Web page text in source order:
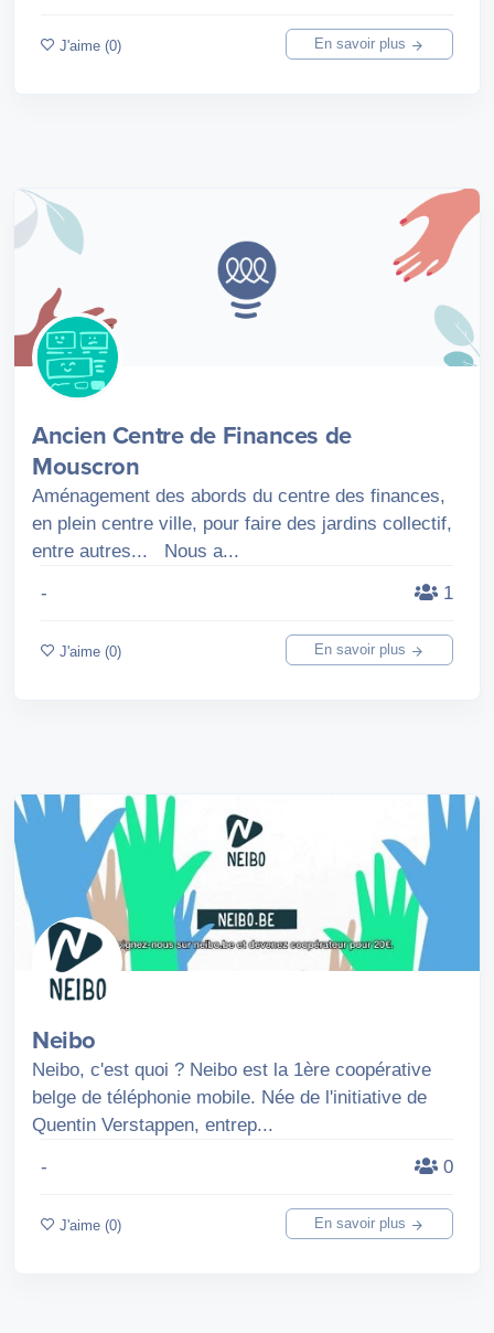
J'aime (0) En savoir plus
Ancien Centre de Finances de
Mouscron
Aménagement des abords du centre des finances,
en plein centre ville, pour faire des jardins collectif,
entre autres... Nous a...
-
1
J'aime (0) En savoir plus
Neibo
Neibo, c'est quoi ? Neibo est la 1ère coopérative
belge de téléphonie mobile. Née de l'initiative de
Quentin Verstappen, entrep...
-
0
J'aime (0) En savoir plus